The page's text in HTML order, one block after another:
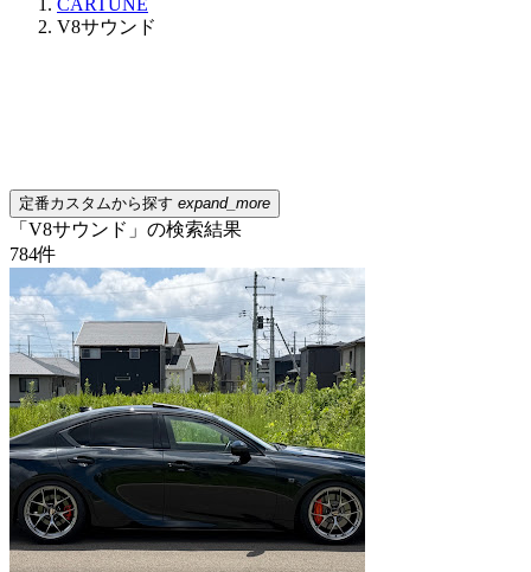
CARTUNE
V8サウンド
定番カスタムから探す expand_more
「V8サウンド」の検索結果
784件